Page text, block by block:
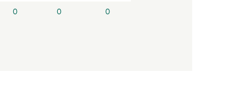
0 0 0